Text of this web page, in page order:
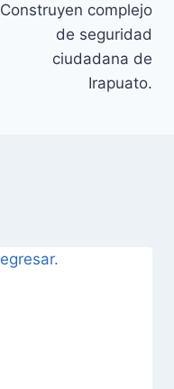
Construyen complejo
de seguridad
ciudadana de
Irapuato.